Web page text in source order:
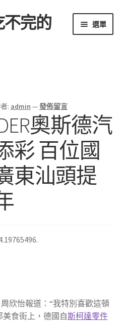
完的
選單
: admin —發佈留言
奧斯德汽
彩 百位國
東汕頭提
欣怡報道：“我特別喜歡這頓
食街上，德國自斯柯達零件